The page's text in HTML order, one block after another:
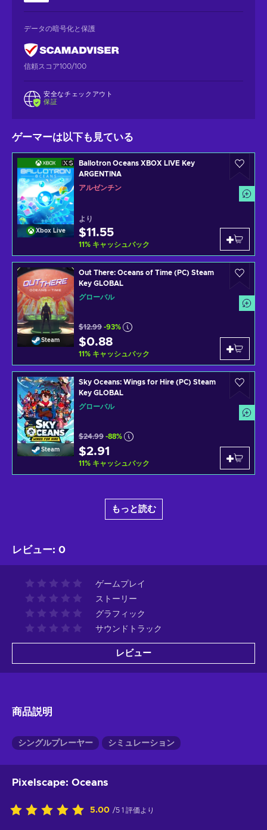
データの暗号化と保護
信頼スコア100/100
安全なチェックアウト
保証
ゲーマーは以下も見ている
Xbox Live
Ballotron Oceans XBOX LIVE Key
ARGENTINA
アルゼンチン
より
$11.55
11% キャッシュバック
Steam
Out There: Oceans of Time (PC) Steam
Key GLOBAL
グローバル
$12.99 -93%
$0.88
11% キャッシュバック
Steam
Sky Oceans: Wings for Hire (PC) Steam
Key GLOBAL
グローバル
$24.99 -88%
$2.91
11% キャッシュバック
もっと読む
レビュー: 0
ゲームプレイ
ストーリー
グラフィック
サウンドトラック
レビュー
商品説明
シングルプレーヤー シミュレーション
Pixelscape: Oceans
5.00 /5 1 評価より